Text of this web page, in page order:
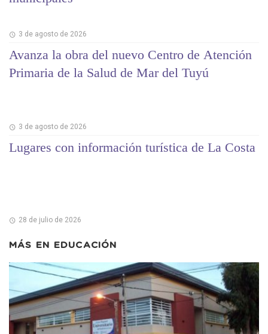
3 de agosto de 2026
Avanza la obra del nuevo Centro de Atención
Primaria de la Salud de Mar del Tuyú
3 de agosto de 2026
Lugares con información turística de La Costa
28 de julio de 2026
MÁS EN EDUCACIÓN